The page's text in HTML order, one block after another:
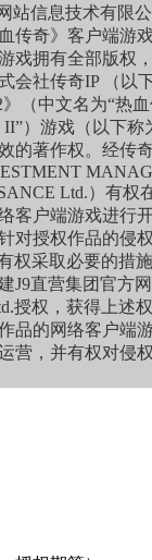
站信息技术有限
传奇》客户端游
戏拥有全部版权
会社传奇IP （以
》（中文名为“热
II”）游戏（以下称
的著作权。经传
Ltd.）有权
客户端游戏进行
对授权作品的侵
权采取必要的措
J9直营集团官方
授权，获得上述
品的网络客户端
营，并有权对侵